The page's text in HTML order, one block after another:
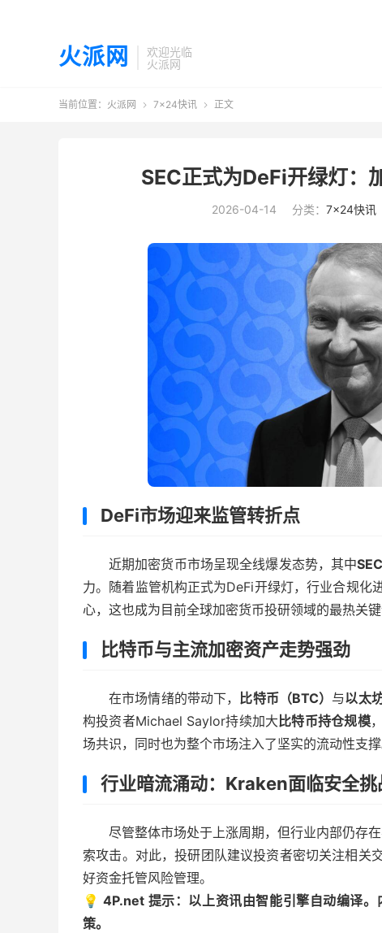
火派网
欢迎光临
火派网
当前位置： 火派网  7×24快讯  正文
SEC正式为DeFi开绿灯：
2026-04-14 分类： 7×24快讯
DeFi市场迎来监管转折点
近期加密货币市场呈现全线爆发态势，其中
力。随着监管机构正式为DeFi开绿灯，行业合规
心，这也成为目前全球加密货币投研领域的最热关键
比特币与主流加密资产走势强劲
在市场情绪的带动下， 比特币（BTC） 与以太
构投资者Michael Saylor持续加大比特币持仓规模
场共识，同时也为整个市场注入了坚实的流动性支撑
行业暗流涌动：Kraken面临安全挑
尽管整体市场处于上涨周期，但行业内部仍存
索攻击。对此，投研团队建议投资者密切关注相关
好资金托管风险管理。
💡 4P.net 提示：以上资讯由智能引擎自动编译
策。